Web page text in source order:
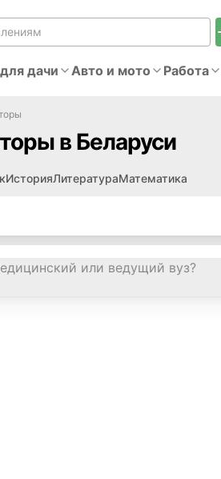
дачи Авто и мото Работа
в Беларуси
ИсторияЛитератураМатематика